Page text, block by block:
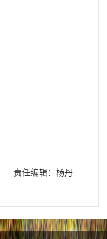
责任编辑：杨丹